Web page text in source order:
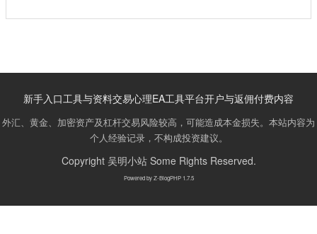
新手入口工具与资料交易心理EA工具平台开户与返佣付费内容
外汇、黄金、加密资产及杠杆交易风险较高，可能造成本金损失。本站内容为
个人经验记录，不构成投资建议。
Copyright 吴明小站Some Rights Reserved.
Powered byZ-BlogPHP 1.7.5